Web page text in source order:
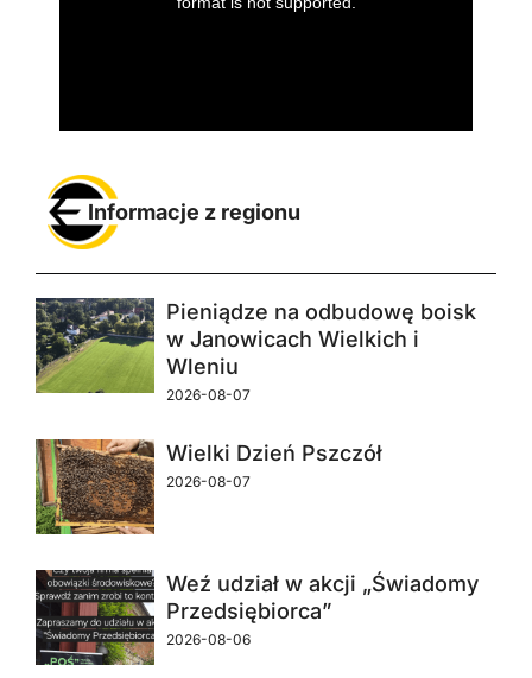
Informacje z regionu
Pieniądze na odbudowę boisk
w Janowicach Wielkich i
Wleniu
2026-08-07
Wielki Dzień Pszczół
2026-08-07
Weź udział w akcji „Świadomy
Przedsiębiorca”
2026-08-06